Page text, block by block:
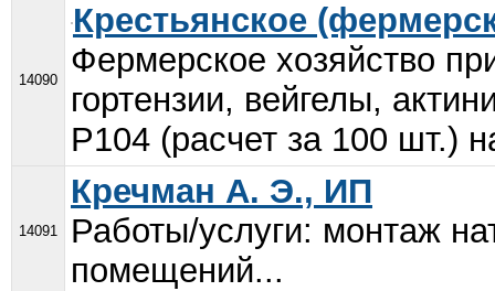
14090
Крестьянское
Фермерское хозяйство
гортензии, вейгелы,
Р104 (расчет за 100 шт.)
14091
Кречман А. Э., ИП
Работы/услуги: монтаж
помещений...